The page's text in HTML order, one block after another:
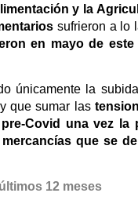
y la
sufrieron a lo
en mayo de
únicamente la
que sumar las
Covid una vez la
que se
12 meses